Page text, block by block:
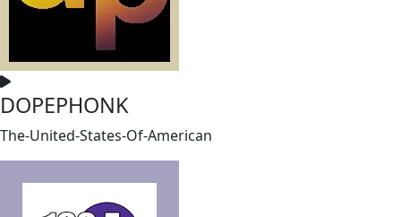
DOPEPHONK
The-United-States-Of-American